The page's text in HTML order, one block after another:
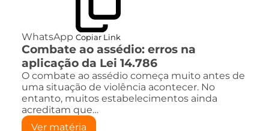
WhatsApp Copiar Link
Combate ao assédio: erros na
aplicação da Lei 14.786
O combate ao assédio começa muito antes de
uma situação de violência acontecer. No
entanto, muitos estabelecimentos ainda
acreditam que…
Ver matéria